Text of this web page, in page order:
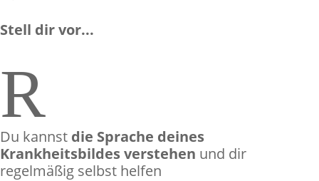
Stell dir vor...
R
Du kannst die Sprache deines
Krankheitsbildes verstehen und dir
regelmäßig selbst helfen